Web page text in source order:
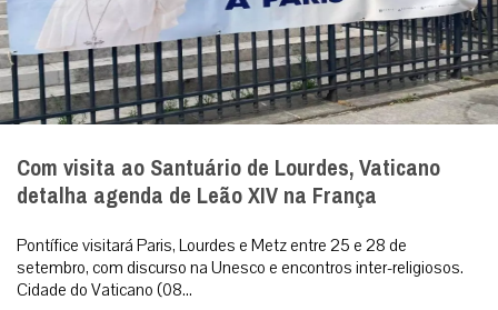
Com visita ao Santuário de Lourdes, Vaticano
detalha agenda de Leão XIV na França
Pontífice visitará Paris, Lourdes e Metz entre 25 e 28 de
setembro, com discurso na Unesco e encontros inter-religiosos.
Cidade do Vaticano (08...